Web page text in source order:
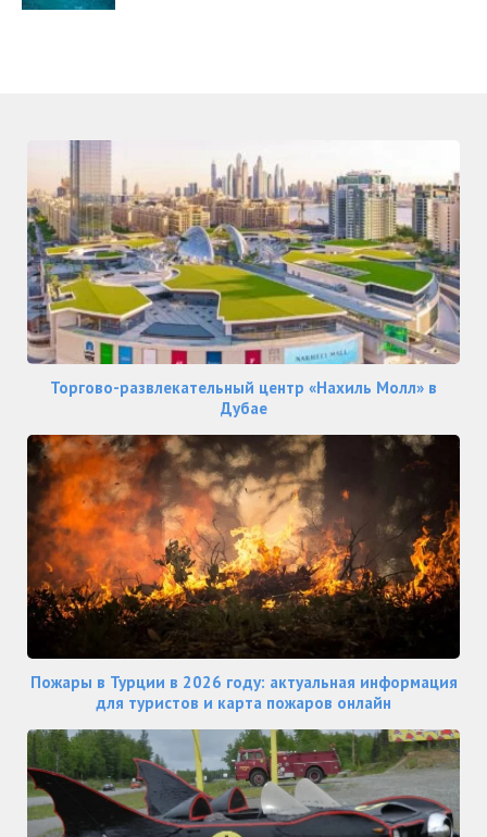
Торгово-развлекательный центр «Нахиль Молл» в
Дубае
Пожары в Турции в 2026 году: актуальная информация
для туристов и карта пожаров онлайн